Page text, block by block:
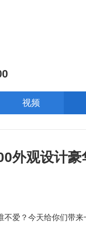
视频
外观设计豪
不爱？今天给你们带